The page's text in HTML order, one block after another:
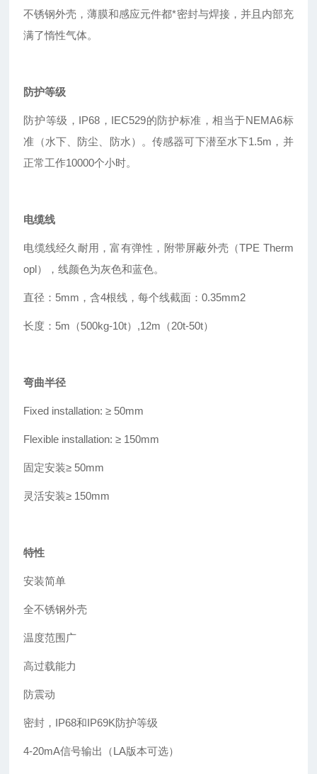
不锈钢外壳，薄膜和感应元件都*密封与焊接，并且内部充
满了惰性气体。
防护等级
防护等级，IP68，IEC529的防护标准，相当于NEMA6标
准（水下、防尘、防水）。传感器可下潜至水下1.5m，并
正常工作10000个小时。
电缆线
电缆线经久耐用，富有弹性，附带屏蔽外壳（TPE Therm
opl），线颜色为灰色和蓝色。
直径：5mm，含4根线，每个线截面：0.35mm2
长度：5m（500kg-10t） ,12m（20t-50t）
弯曲半径
Fixed installation: ≥ 50mm
Flexible installation: ≥ 150mm
固定安装≥ 50mm
灵活安装≥ 150mm
特性
安装简单
全不锈钢外壳
温度范围广
高过载能力
防震动
密封，IP68和IP69K防护等级
4-20mA信号输出（LA版本可选）